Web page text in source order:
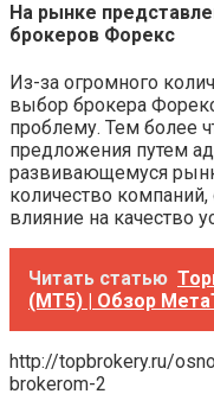
На рынке
брокеров Форекс
Из-за огромного
выбор брокера
проблему. Тем более
предложения путем
развивающемуся
количество
влияние на качество
Читать статью
(MT5) | Обзор
http://topbrokery.ru/
brokerom-2